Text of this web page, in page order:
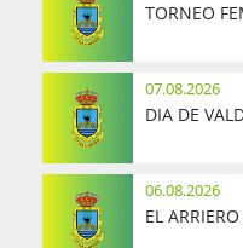
TORNEO
07.08.2026
DIA DE
06.08.2026
EL